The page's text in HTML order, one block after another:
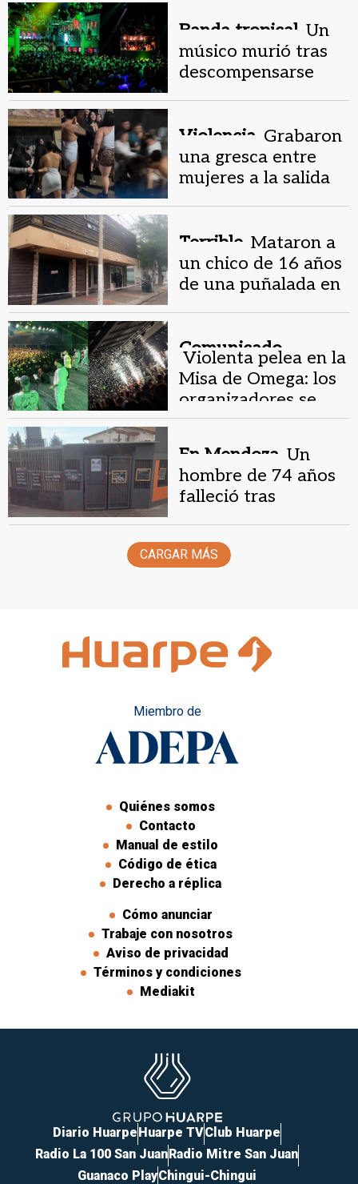
Banda tropical. Un
músico murió tras
descompensarse
Violencia. Grabaron
una gresca entre
mujeres a la salida
Terrible. Mataron a
un chico de 16 años
de una puñalada en
Comunicado.
Violenta pelea en la
Misa de Omega: los
organizadores se
desligaron y
En Mendoza. Un
hombre de 74 años
falleció tras
pista de un boliche
CARGAR MÁS
Miembro de
Quiénes somos
Contacto
Manual de estilo
Código de ética
Derecho a réplica
Cómo anunciar
Trabaje con nosotros
Aviso de privacidad
Términos y condiciones
Mediakit
Diario HuarpeHuarpe TVClub Huarpe
Radio La 100 San JuanRadio Mitre San Juan
Guanaco PlayChingui-Chingui